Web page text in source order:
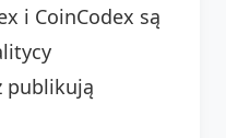
i CoinCodex są
publikują